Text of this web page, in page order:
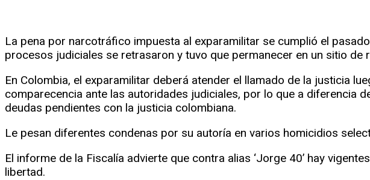
La pena por narcotráfico impuesta al exparamilitar se cumplió el
procesos judiciales se retrasaron y tuvo que permanecer en un sitio
En Colombia, el exparamilitar deberá atender el llamado de la justicia
comparecencia ante las autoridades judiciales, por lo que a diferencia
deudas pendientes con la justicia colombiana.
Le pesan diferentes condenas por su autoría en varios homicidios
El informe de la Fiscalía advierte que contra alias ‘Jorge 40’ hay
libertad.